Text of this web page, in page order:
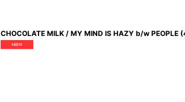
CHOCOLATE MILK / MY MIND IS HAZY b/w PEOPLE